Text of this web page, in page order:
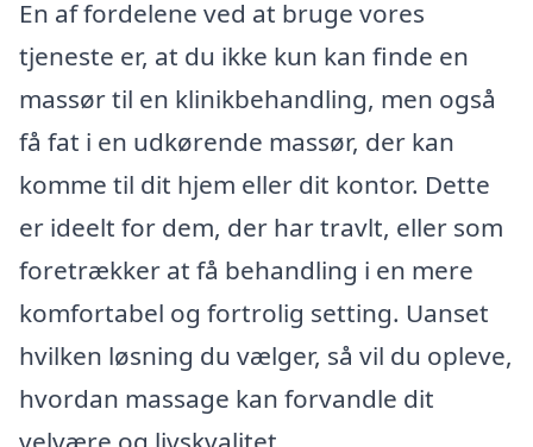
En af fordelene ved at bruge vores
tjeneste er, at du ikke kun kan finde en
massør til en klinikbehandling, men også
få fat i en udkørende massør, der kan
komme til dit hjem eller dit kontor. Dette
er ideelt for dem, der har travlt, eller som
foretrækker at få behandling i en mere
komfortabel og fortrolig setting. Uanset
hvilken løsning du vælger, så vil du opleve,
hvordan massage kan forvandle dit